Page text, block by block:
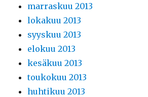
marraskuu 2013
lokakuu 2013
syyskuu 2013
elokuu 2013
kesäkuu 2013
toukokuu 2013
huhtikuu 2013